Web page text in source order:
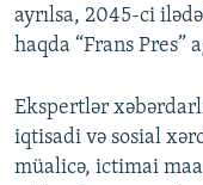
ayrılsa, 2045-ci
haqda “Frans Pres”
Ekspertlər
iqtisadi və sosial
müalicə, ictimai